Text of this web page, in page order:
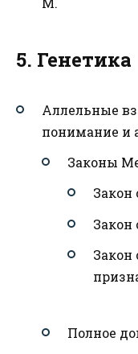
5. Генетика
Аллельные
понимание и
Законы
Закон
Закон
Закон
Полное